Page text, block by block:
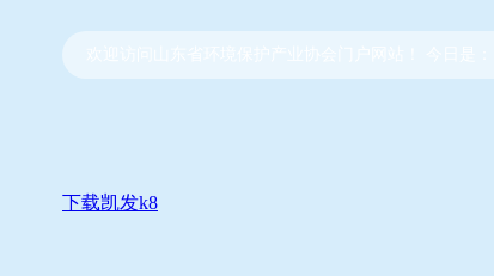
下载凯发k8